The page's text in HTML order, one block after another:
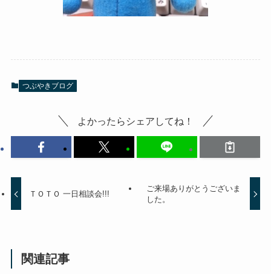
つぶやきブログ
よかったらシェアしてね！
ＴＯＴＯ 一日相談会!!!
ご来場ありがとうございま
した。
関連記事